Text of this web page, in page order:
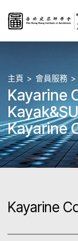
主頁 會員服務
Kayarine
Kayarine
Kayarine